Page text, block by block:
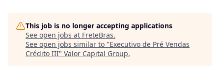
This job is no longer accepting applications
See open jobs at FreteBras.
See open jobs similar to "Executivo de Pré Vendas
Crédito III" Valor Capital Group.